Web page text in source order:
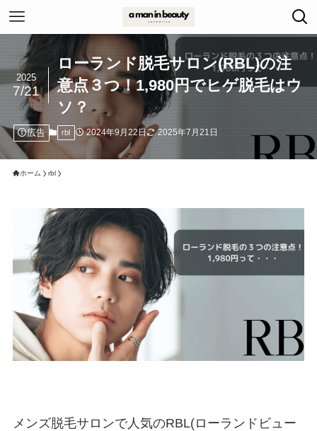
ローランド脱毛サロン(RBL)の注
意点３つ！1,980円でヒゲ脱毛はウ
ソ？
2025
7/21
広告 rbl 2024年9月22日 2025年7月21日
ホーム rbl
メンズ脱毛サロンで人気のRBL(ローランドビュー